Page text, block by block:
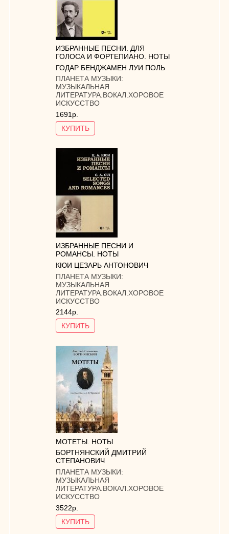
ИЗБРАННЫЕ ПЕСНИ. ДЛЯ
ГОЛОСА И ФОРТЕПИАНО. НОТЫ
ГОДАР БЕНДЖАМЕН ЛУИ ПОЛЬ
ПЛАНЕТА МУЗЫКИ:
МУЗЫКАЛЬНАЯ
ЛИТЕРАТУРА.ВОКАЛ.ХОРОВОЕ
ИСКУССТВО
1691р.
КУПИТЬ
ИЗБРАННЫЕ ПЕСНИ И
РОМАНСЫ. НОТЫ
КЮИ ЦЕЗАРЬ АНТОНОВИЧ
ПЛАНЕТА МУЗЫКИ:
МУЗЫКАЛЬНАЯ
ЛИТЕРАТУРА.ВОКАЛ.ХОРОВОЕ
ИСКУССТВО
2144р.
КУПИТЬ
МОТЕТЫ. НОТЫ
БОРТНЯНСКИЙ ДМИТРИЙ
СТЕПАНОВИЧ
ПЛАНЕТА МУЗЫКИ:
МУЗЫКАЛЬНАЯ
ЛИТЕРАТУРА.ВОКАЛ.ХОРОВОЕ
ИСКУССТВО
3522р.
КУПИТЬ